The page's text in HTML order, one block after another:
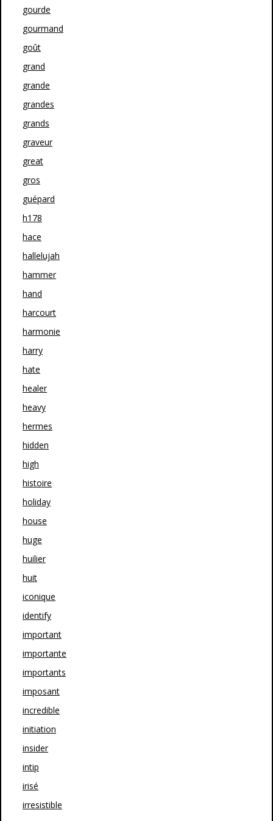
gourde
gourmand
goût
grand
grande
grandes
grands
graveur
great
gros
guépard
h178
hace
hallelujah
hammer
hand
harcourt
harmonie
harry
hate
healer
heavy
hermes
hidden
high
histoire
holiday
house
huge
huilier
huit
iconique
identify
important
importante
importants
imposant
incredible
initiation
insider
intip
irisé
irresistible